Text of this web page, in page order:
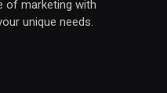
of marketing with
unique needs.